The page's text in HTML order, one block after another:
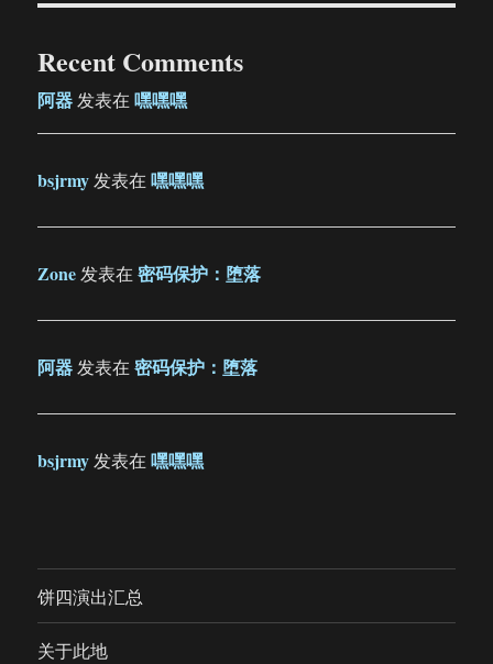
Recent Comments
阿器发表在嘿嘿嘿
bsjrmy发表在嘿嘿嘿
Zone发表在密码保护：堕落
阿器发表在密码保护：堕落
bsjrmy发表在嘿嘿嘿
饼四演出汇总
关于此地